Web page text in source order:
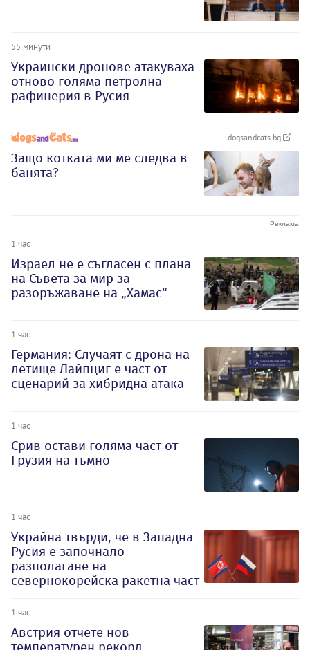
55 минути
Украински дронове атакуваха
отново голяма петролна
рафинерия в Русия
dogsandcats.bg
Защо котката ми ме следва в
банята?
1 час
Израел не е съгласен с плана
на Съвета за мир за
разоръжаване на „Хамас“
1 час
Германия: Случаят с дрона на
летище Лайпциг е част от
сценарий за хибридна атака
1 час
Срив остави голяма част от
Грузия на тъмно
1 час
Украйна твърди, че в Западна
Русия е започнало
разполагане на
севернокорейска ракетна част
1 час
Австрия отчете нов
температурен рекорд